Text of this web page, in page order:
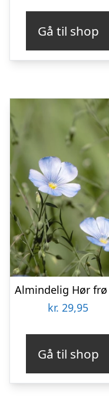
Gå til shop
kr. 29,95
Gå til shop